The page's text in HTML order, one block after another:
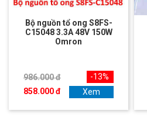
Bộ nguồn tổ ong S8FS-
C15048 3.3A 48V 150W
Omron
986.000 đ
858.000 đ
-13%
Xem